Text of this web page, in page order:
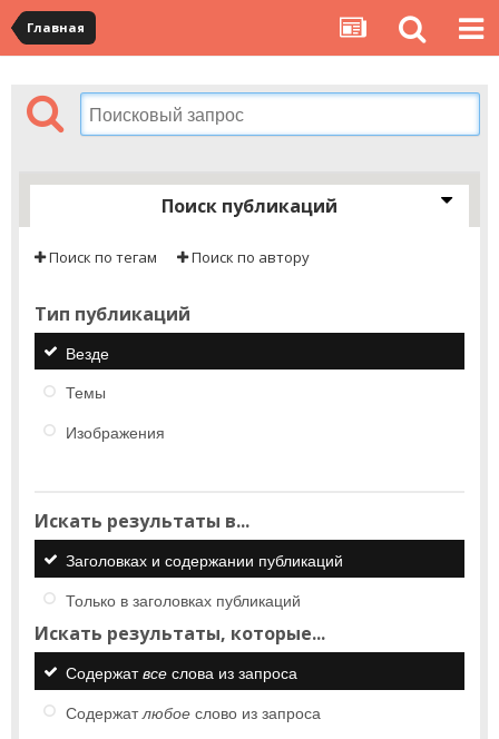
Главная
Поиск публикаций
Поиск по тегам Поиск по автору
Тип публикаций
Везде
Темы
Изображения
Искать результаты в...
Заголовках и содержании публикаций
Только в заголовках публикаций
Искать результаты, которые...
Содержатвсе слова из запроса
Содержатлюбое слово из запроса